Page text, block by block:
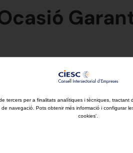
i garantia. Grans ofertes, grans
tercers per a finalitats analítiques i tècniques, tractant
navegació. Pots obtenir més informació i configurar
cookies'.